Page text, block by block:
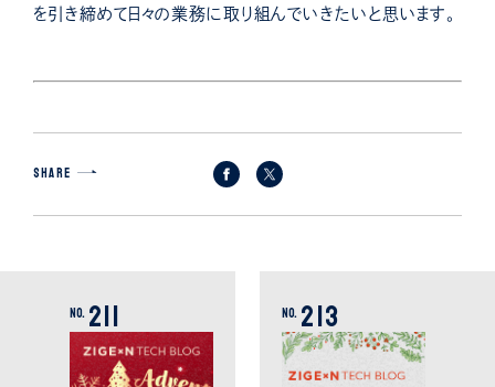
を引き締めて日々の業務に取り組んでいきたいと思います。
SHARE
No. 211 No. 213